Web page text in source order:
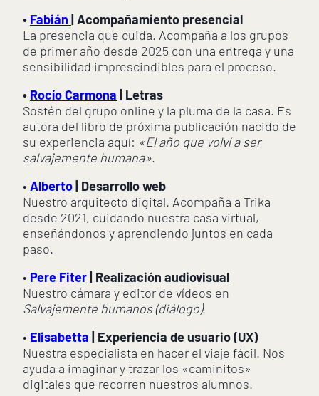
• Fabián | Acompañamiento presencial
La presencia que cuida. Acompaña a los grupos
de primer año desde 2025 con una entrega y una
sensibilidad imprescindibles para el proceso.
• Rocío Carmona | Letras
Sostén del grupo online y la pluma de la casa. Es
autora del libro de próxima publicación nacido de
su experiencia aquí: «El año que volví a ser
salvajemente humana».
• Alberto | Desarrollo web
Nuestro arquitecto digital. Acompaña a Trika
desde 2021, cuidando nuestra casa virtual,
enseñándonos y aprendiendo juntos en cada
paso.
• Pere Fiter | Realización audiovisual
Nuestro cámara y editor de vídeos en
Salvajemente humanos (diálogo).
• Elisabetta
| Experiencia de usuario (UX)
Nuestra especialista en hacer el viaje fácil. Nos
ayuda a imaginar y trazar los «caminitos»
digitales que recorren nuestros alumnos.